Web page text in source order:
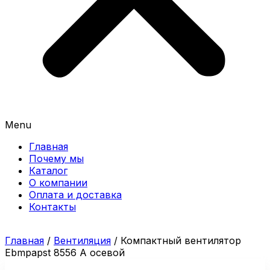
Menu
Главная
Почему мы
Каталог
О компании
Оплата и доставка
Контакты
Главная / Вентиляция / Компактный вентилятор
Ebmpapst 8556 A осевой